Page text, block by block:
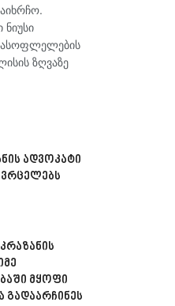
ზღვაზე
ადვოკატი
მყოფი
გადაარჩინეს